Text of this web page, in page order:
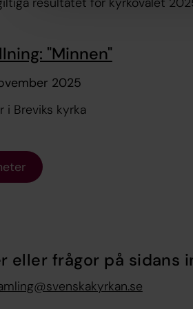
"Minnen"
2025
i Breviks kyrka
eller frågor på sidans